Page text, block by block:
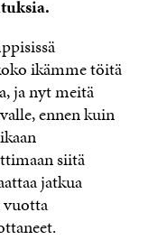
ikämme töitä
ja nyt meitä
ennen kuin
siitä
jatkua
vuotta